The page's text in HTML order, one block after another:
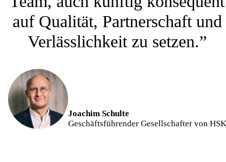
auf Qualität, Partnerschaft und
Verlässlichkeit zu setzen.”
Joachim Schulte
Geschäftsführender Gesellschafter von HSK